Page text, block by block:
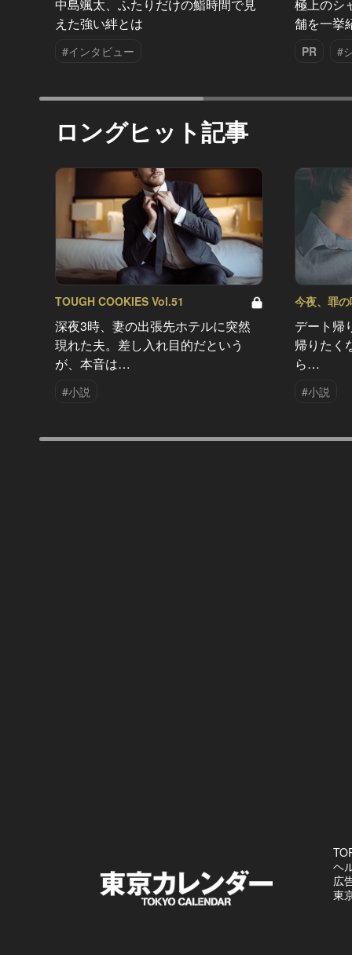
中島颯太、ふたりだけの鮨時間で見
えた強い絆とは
#インタビュー
極上のシ
舗を一挙
PR #
ロングヒット記事
TOUGH COOKIES Vol.51
深夜3時、妻の出張先ホテルに突然
現れた夫。差し入れ目的だという
が、本音は…
#小説
今夜、罪
デート帰
帰りたく
ら…
#小説
ヘ
広
東